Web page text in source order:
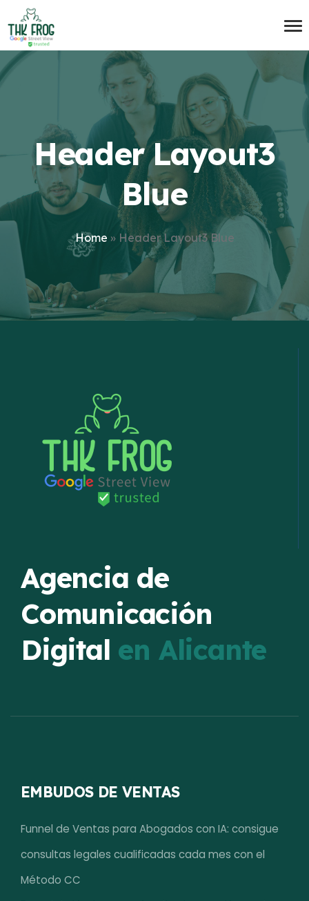
Header Layout3
Blue
Home » Header Layout3 Blue
Agencia de
Comunicación
Digital en Alicante
EMBUDOS DE VENTAS
Funnel de Ventas para Abogados con IA: consigue
consultas legales cualificadas cada mes con el
Método CC